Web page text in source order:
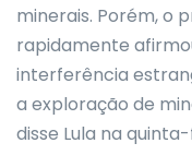
minerais. Porém, o
rapidamente
interferência
a exploração de
disse Lula na